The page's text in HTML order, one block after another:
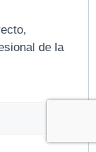
de la